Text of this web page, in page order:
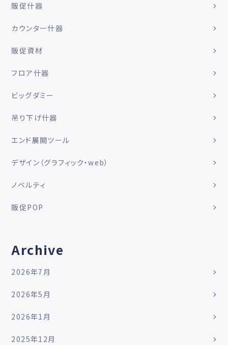
販促什器
カウンター什器
販促資材
フロア什器
ビッグダミー
吊り下げ什器
エンド展開ツール
デザイン（グラフィック・web）
ノベルティ
販促POP
Archive
2026年7月
2026年5月
2026年1月
2025年12月